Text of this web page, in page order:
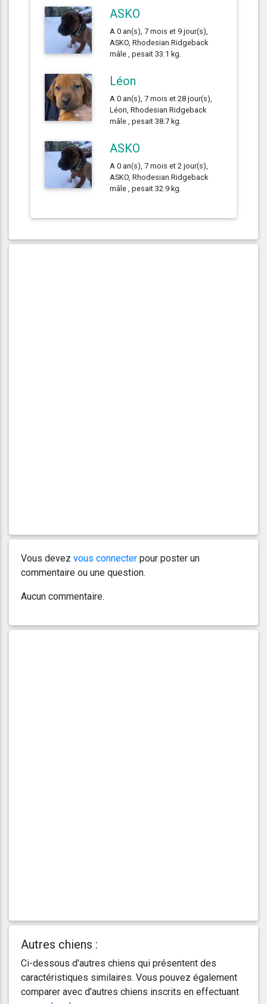
ASKO
A 0 an(s), 7 mois et 9 jour(s),
ASKO, Rhodesian Ridgeback
mâle , pesait 33.1 kg.
Léon
A 0 an(s), 7 mois et 28 jour(s),
Léon, Rhodesian Ridgeback
mâle , pesait 38.7 kg.
ASKO
A 0 an(s), 7 mois et 2 jour(s),
ASKO, Rhodesian Ridgeback
mâle , pesait 32.9 kg.
Vous devez vous connecter pour poster un
commentaire ou une question.
Aucun commentaire.
Autres chiens :
Ci-dessous d'autres chiens qui présentent des
caractéristiques similaires. Vous pouvez également
comparer avec d'autres chiens inscrits en effectuant